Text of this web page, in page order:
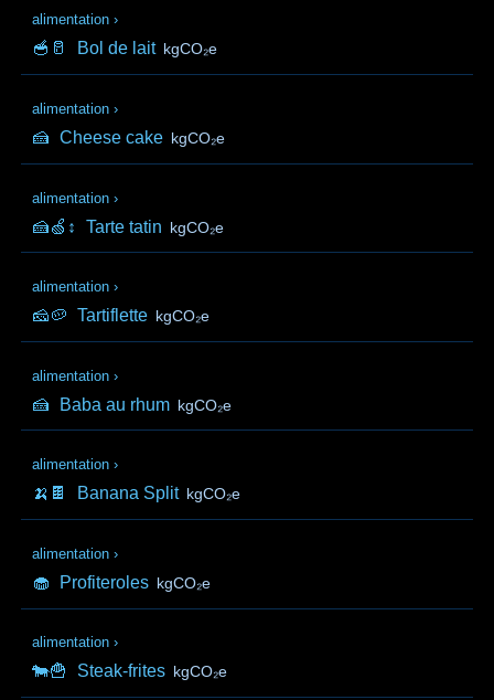
alimentation ›
🥣🥛 Bol de lait kgCO₂e
alimentation ›
🍰 Cheese cake kgCO₂e
alimentation ›
🍰🍏↕️ Tarte tatin kgCO₂e
alimentation ›
🧀🥔 Tartiflette kgCO₂e
alimentation ›
🍰 Baba au rhum kgCO₂e
alimentation ›
🍌🍫 Banana Split kgCO₂e
alimentation ›
🧁 Profiteroles kgCO₂e
alimentation ›
🐄🍟 Steak-frites kgCO₂e